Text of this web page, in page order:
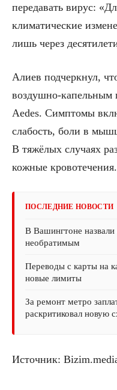
передавать вирус:
климатические
лишь через
Алиев подчеркнул,
воздушно-капельным
Aedes. Симптомы
слабость, боли в
В тяжёлых случаях
кожные кровотечения.
ПОСЛЕДНИЕ НОВОСТИ
В Вашингтоне
необратимым
Переводы с карты на
новые лимиты
За ремонт метро
раскритиковал новую
Источник: